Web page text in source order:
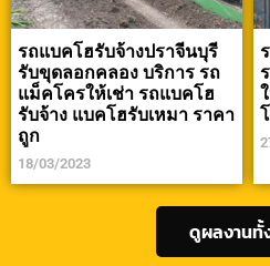
รถแบคโฮรับจ้างปราจีนบุรี
รับขุดลอกคลอง บริการ รถ
แม็คโครให้เช่า รถแบคโฮ
รับจ้าง แบคโฮรับเหมา ราคา
ถูก
18/03/2023
ดูผลงานทั้